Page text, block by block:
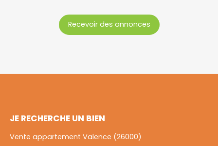
Recevoir des annonces
JE RECHERCHE UN BIEN
Vente appartement Valence (26000)